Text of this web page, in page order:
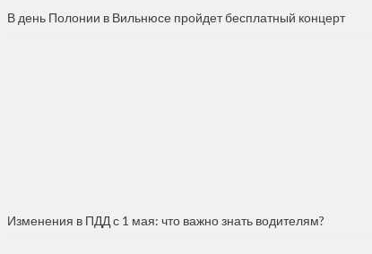
В день Полонии в Вильнюсе пройдет бесплатный концерт
Изменения в ПДД с 1 мая: что важно знать водителям?